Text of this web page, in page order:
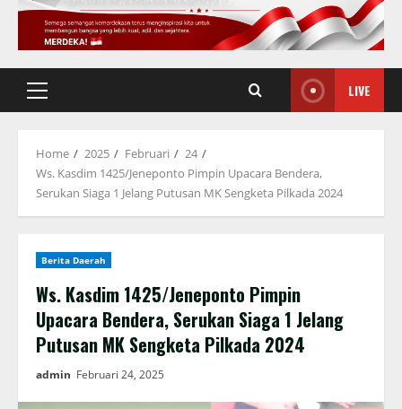
Primary
LIVE
Home 2025 Februari
24
Ws. Kasdim 1425/Jeneponto Pimpin Upacara Bendera,
Serukan Siaga 1 Jelang Putusan MK Sengketa Pilkada 2024
Berita Daerah
Ws. Kasdim 1425/Jeneponto Pimpin
Upacara Bendera, Serukan Siaga 1 Jelang
Putusan MK Sengketa Pilkada 2024
admin Februari 24, 2025